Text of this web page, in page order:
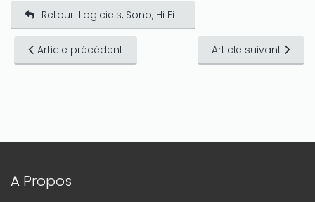
Retour: Logiciels, Sono, Hi Fi
Article précédent Article suivant
A Propos